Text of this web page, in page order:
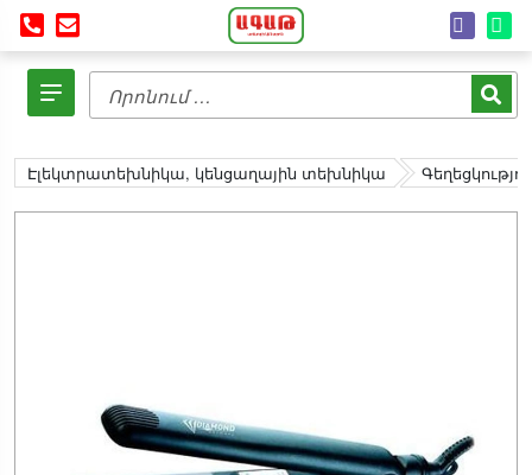
Էլեկտրատեխնիկա, կենցաղային տեխնիկա